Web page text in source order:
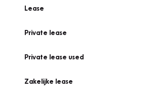
Lease
Private lease
Private lease used
Zakelijke lease